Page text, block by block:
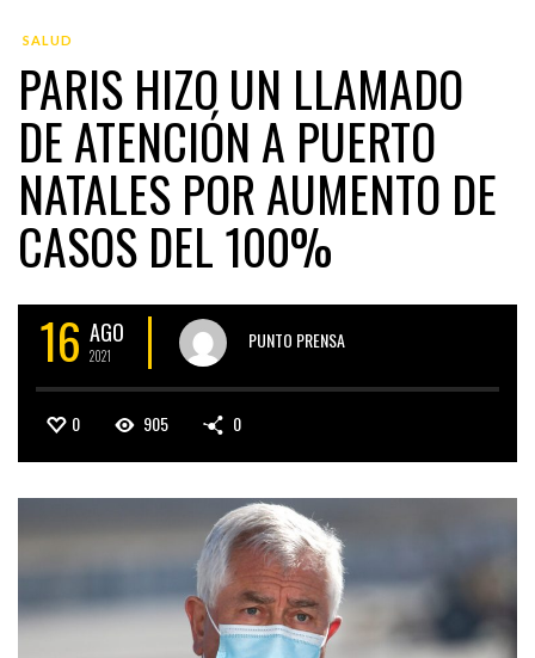
SALUD
PARIS HIZO UN LLAMADO
DE ATENCIÓN A PUERTO
NATALES POR AUMENTO DE
CASOS DEL 100%
16 AGO
2021
PUNTO PRENSA
0 905 0